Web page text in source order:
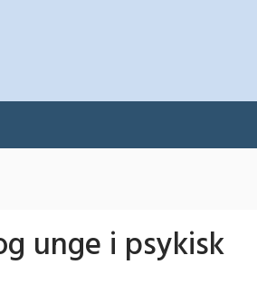
unge i psykisk